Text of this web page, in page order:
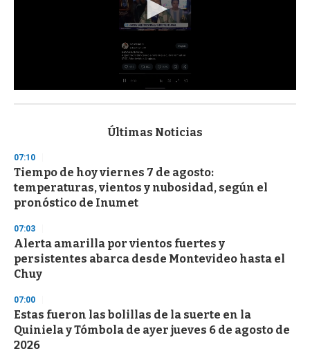
s
d
s
o
f
3
s
e
c
o
n
Últimas Noticias
07:10
Tiempo de hoy viernes 7 de agosto:
temperaturas, vientos y nubosidad, según el
pronóstico de Inumet
07:03
Alerta amarilla por vientos fuertes y
persistentes abarca desde Montevideo hasta el
Chuy
07:00
Estas fueron las bolillas de la suerte en la
Quiniela y Tómbola de ayer jueves 6 de agosto de
2026